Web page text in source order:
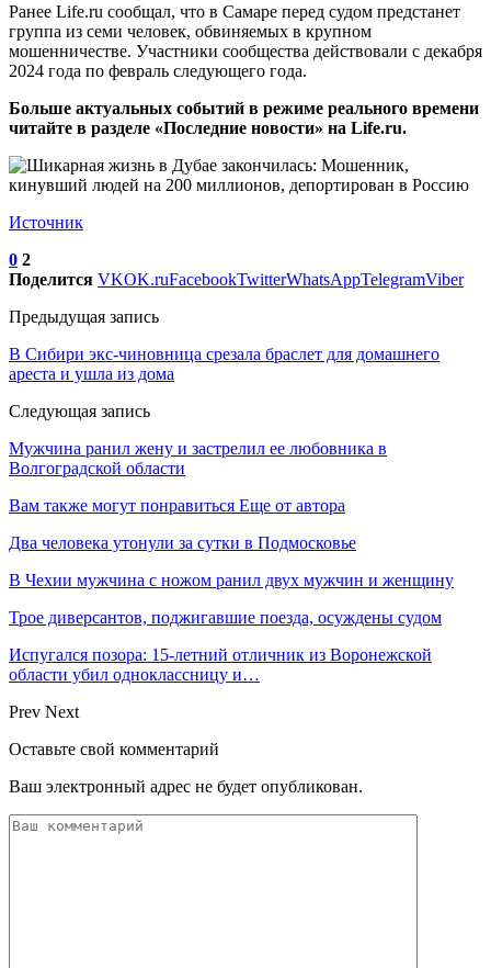
Ранее Life.ru сообщал, что в Самаре перед судом предстанет
группа из семи человек, обвиняемых в крупном
мошенничестве. Участники сообщества действовали с декабря
2024 года по февраль следующего года.
Больше актуальных событий в режиме реального времени
читайте в разделе «Последние новости» на Life.ru.
Источник
0 2
Поделится VKOK.ruFacebookTwitterWhatsAppTelegramViber
Предыдущая запись
В Сибири экс-чиновница срезала браслет для домашнего
ареста и ушла из дома
Следующая запись
Мужчина ранил жену и застрелил ее любовника в
Волгоградской области
Вам также могут понравиться Еще от автора
Два человека утонули за сутки в Подмосковье
В Чехии мужчина с ножом ранил двух мужчин и женщину
Трое диверсантов, поджигавшие поезда, осуждены судом
Испугался позора: 15-летний отличник из Воронежской
области убил одноклассницу и…
Prev Next
Оставьте свой комментарий
Ваш электронный адрес не будет опубликован.